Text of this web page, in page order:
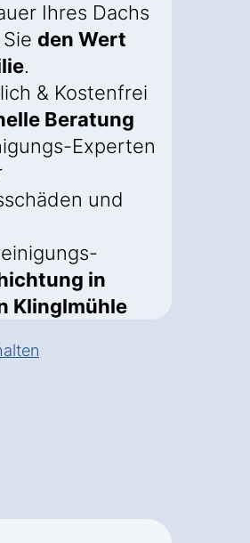
Ihres Dachs
den Wert
.
& Kostenfrei
Beratung
Experten
und
in
Klinglmühle